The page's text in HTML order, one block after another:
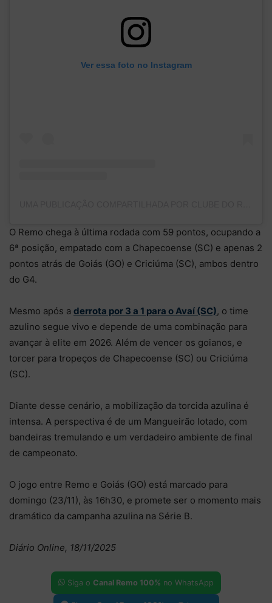
Ver essa foto no Instagram
O Remo chega à última rodada com 59 pontos, ocupando a
6ª posição, empatado com a Chapecoense (SC) e apenas 2
pontos atrás de Goiás (GO) e Criciúma (SC), ambos dentro
do G4.
Mesmo após a derrota por 3 a 1 para o Avaí (SC), o time
azulino segue vivo e depende de uma combinação para
avançar à elite em 2026. Além de vencer os goianos, e
torcer para tropeços de Chapecoense (SC) ou Criciúma
(SC).
Diante desse cenário, a mobilização da torcida azulina é
intensa. A perspectiva é de um Mangueirão lotado, com
bandeiras tremulando e um verdadeiro ambiente de final
de campeonato.
O jogo entre Remo e Goiás (GO) está marcado para
domingo (23/11), às 16h30, e promete ser o momento mais
dramático da campanha azulina na Série B.
Diário Online, 18/11/2025
Siga o Canal Remo 100% no WhatsApp